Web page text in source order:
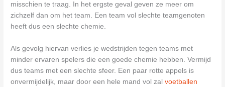
misschien te traag. In het ergste geval geven ze meer om
zichzelf dan om het team. Een team vol slechte teamgenoten
heeft dus een slechte chemie.
Als gevolg hiervan verlies je wedstrijden tegen teams met
minder ervaren spelers die een goede chemie hebben. Vermijd
dus teams met een slechte sfeer. Een paar rotte appels is
onvermijdelijk, maar door een hele mand vol zalvoetballen